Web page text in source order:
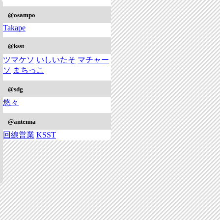
@osampo
Takape
@ksst
ツマケソ いしいたそ マチャー
ソ まちっこ
@sdg
悠々
@antenna
回線営業 KSST